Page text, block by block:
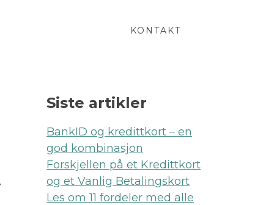
KONTAKT
Siste artikler
BankID og kredittkort – en
god kombinasjon
Forskjellen på et Kredittkort
og et Vanlig Betalingskort
Les om 11 fordeler med alle